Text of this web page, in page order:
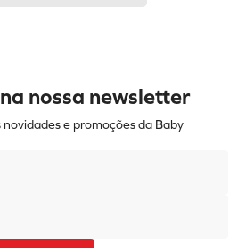
nossa newsletter
e promoções da Baby